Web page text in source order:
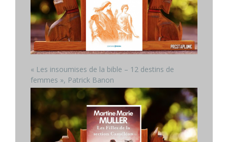
« Les insoumises de la bible – 12 destins de
femmes », Patrick Banon